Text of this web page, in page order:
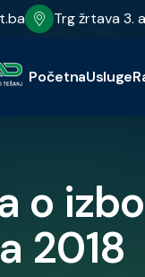
Trg žrtava 3.
PočetnaUsluge
o
2018